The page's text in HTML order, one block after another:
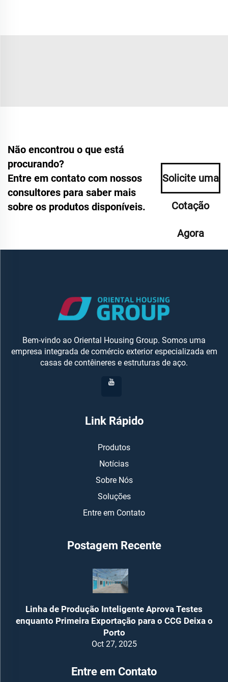
Não encontrou o que está
procurando?
Entre em contato com nossos
consultores para saber mais
sobre os produtos disponíveis.
Solicite uma
Cotação
Agora
Bem-vindo ao Oriental Housing Group. Somos uma
empresa integrada de comércio exterior especializada em
casas de contêineres e estruturas de aço.
Link Rápido
Produtos
Notícias
Sobre Nós
Soluções
Entre em Contato
Postagem Recente
Linha de Produção Inteligente Aprova Testes
enquanto Primeira Exportação para o CCG Deixa o
Porto
Oct 27, 2025
Entre em Contato